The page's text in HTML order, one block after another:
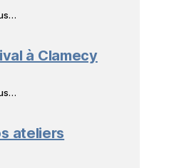
à Clamecy
ateliers